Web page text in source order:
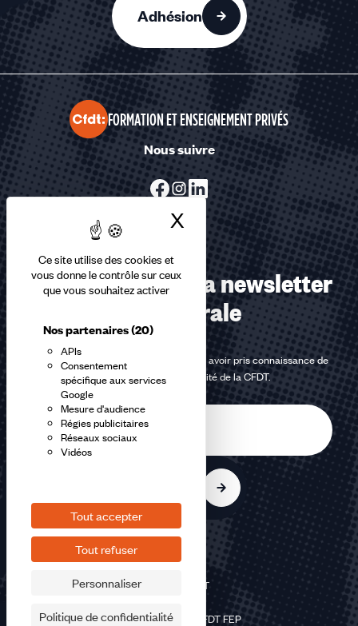
Ce site utilise des cookies et
vous donne le contrôle sur ceux
que vous souhaitez activer
Nos partenaires(20)
APIs
Consentement
spécifique aux services
Google
Mesure d'audience
Régies publicitaires
Réseaux sociaux
Vidéos
Tout accepter
Tout refuser
Personnaliser
Politique de confidentialité
X Masquer le
Adhésion
FORMATION ET ENSEIGNEMENT PRIVÉS
Nous suivre
Abonnez-vous à la newsletter
confédérale
En m'inscrivant à la newsletter, j'affirme avoir pris connaissance de
lapolitique de confidentialité de la CFDT.
©2026 CFDT
Mentions légales CFDT FEP